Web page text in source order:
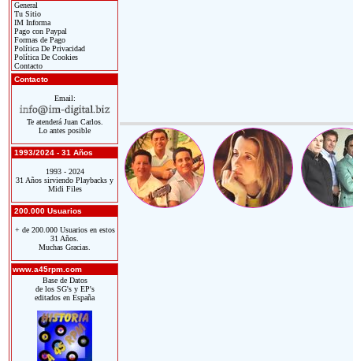
General
Tu Sitio
IM Informa
Pago con Paypal
Formas de Pago
Política De Privacidad
Política De Cookies
Contacto
Contacto
Email:
Te atenderá Juan Carlos.
Lo antes posible
1993/2024 - 31 Años
1993 - 2024
31 Años sirviendo Playbacks y
Midi Files
200.000 Usuarios
+ de 200.000 Usuarios en estos
31 Años.
Muchas Gracias.
www.a45rpm.com
Base de Datos
de los SG's y EP's
editados en España